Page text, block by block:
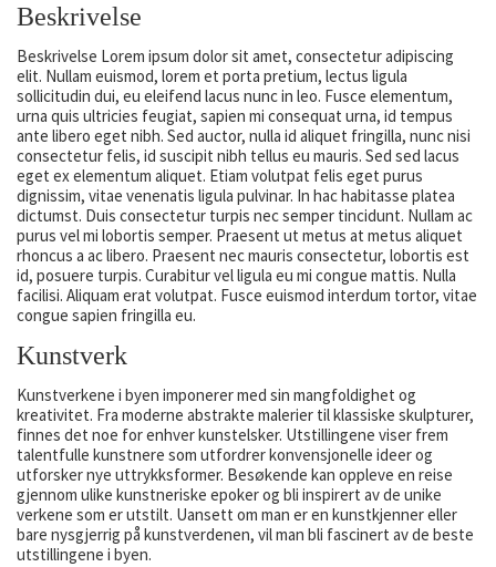
Beskrivelse
Beskrivelse Lorem ipsum dolor sit amet, consectetur adipiscing
elit. Nullam euismod, lorem et porta pretium, lectus ligula
sollicitudin dui, eu eleifend lacus nunc in leo. Fusce elementum,
urna quis ultricies feugiat, sapien mi consequat urna, id tempus
ante libero eget nibh. Sed auctor, nulla id aliquet fringilla, nunc nisi
consectetur felis, id suscipit nibh tellus eu mauris. Sed sed lacus
eget ex elementum aliquet. Etiam volutpat felis eget purus
dignissim, vitae venenatis ligula pulvinar. In hac habitasse platea
dictumst. Duis consectetur turpis nec semper tincidunt. Nullam ac
purus vel mi lobortis semper. Praesent ut metus at metus aliquet
rhoncus a ac libero. Praesent nec mauris consectetur, lobortis est
id, posuere turpis. Curabitur vel ligula eu mi congue mattis. Nulla
facilisi. Aliquam erat volutpat. Fusce euismod interdum tortor, vitae
congue sapien fringilla eu.
Kunstverk
Kunstverkene i byen imponerer med sin mangfoldighet og
kreativitet. Fra moderne abstrakte malerier til klassiske skulpturer,
finnes det noe for enhver kunstelsker. Utstillingene viser frem
talentfulle kunstnere som utfordrer konvensjonelle ideer og
utforsker nye uttrykksformer. Besøkende kan oppleve en reise
gjennom ulike kunstneriske epoker og bli inspirert av de unike
verkene som er utstilt. Uansett om man er en kunstkjenner eller
bare nysgjerrig på kunstverdenen, vil man bli fascinert av de beste
utstillingene i byen.